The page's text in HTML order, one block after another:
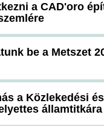
a CAD'oro
be a Metszet
a Közlekedési
államtitkára